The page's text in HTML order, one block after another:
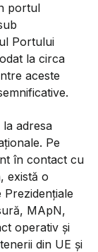
portul
Portului
la circa
aceste
adresa
Pe
în contact cu
există o
MApN,
operativ și
din UE și